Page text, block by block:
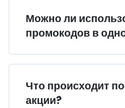
Можно ли
промокодов в
Что происходит
акции?